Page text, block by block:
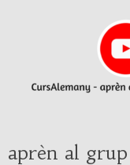
aprèn al